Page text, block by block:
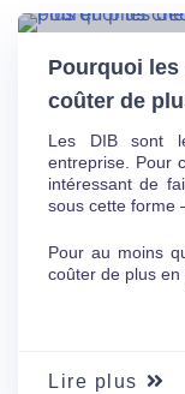
Pourquoi les
coûter de
Les DIB sont
entreprise. Pour
intéressant de
sous cette forme
Pour au moins
coûter de plus
Lire plus